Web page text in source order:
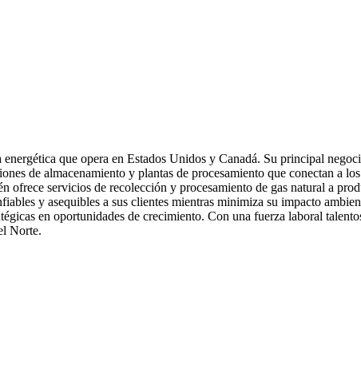
que opera en Estados Unidos y Canadá. Su principal
de almacenamiento y plantas de procesamiento que conectan a
ofrece servicios de recolección y procesamiento de gas natural a
y asequibles a sus clientes mientras minimiza su impacto
en oportunidades de crecimiento. Con una fuerza laboral
Norte.